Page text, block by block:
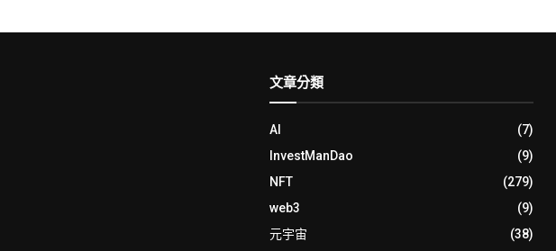
文章分類
AI
(7)
InvestManDao
(9)
NFT
(279)
web3
(9)
元宇宙
(38)